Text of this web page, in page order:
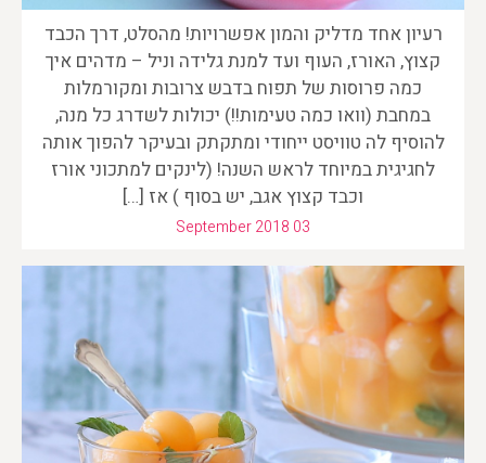
רעיון אחד מדליק והמון אפשרויות! מהסלט, דרך הכבד
קצוץ, האורז, העוף ועד למנת גלידה וניל – מדהים איך
כמה פרוסות של תפוח בדבש צרובות ומקורמלות
במחבת (וואו כמה טעימות!!) יכולות לשדרג כל מנה,
להוסיף לה טוויסט ייחודי ומתקתק ובעיקר להפוך אותה
לחגיגית במיוחד לראש השנה! (לינקים למתכוני אורז
וכבד קצוץ אגב, יש בסוף ) אז […]
September 2018 03